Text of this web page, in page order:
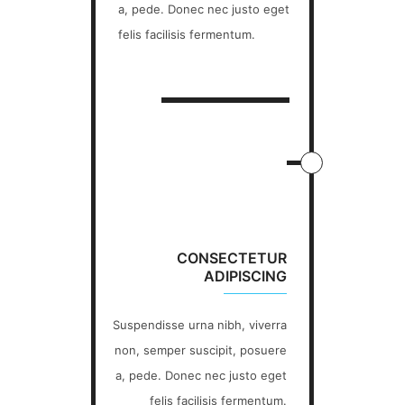
a, pede. Donec nec justo eget
felis facilisis fermentum.
CONSECTETUR
ADIPISCING
Suspendisse urna nibh, viverra
non, semper suscipit, posuere
a, pede. Donec nec justo eget
felis facilisis fermentum.